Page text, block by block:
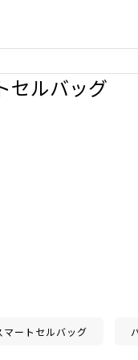
セルバッグ
マートセルバッグ